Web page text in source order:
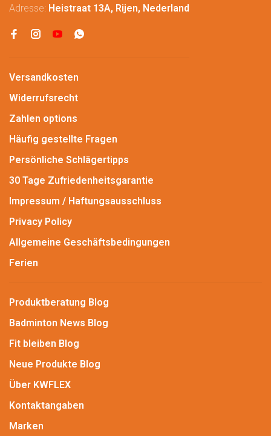
Adresse: Heistraat 13A, Rijen, Nederland
Versandkosten
Widerrufsrecht
Zahlen options
Häufig gestellte Fragen
Persönliche Schlägertipps
30 Tage Zufriedenheitsgarantie
Impressum / Haftungsausschluss
Privacy Policy
Allgemeine Geschäftsbedingungen
Ferien
Produktberatung Blog
Badminton News Blog
Fit bleiben Blog
Neue Produkte Blog
Über KWFLEX
Kontaktangaben
Marken